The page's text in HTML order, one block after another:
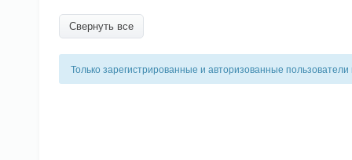
Свернуть все
Только зарегистрированные и авторизованные